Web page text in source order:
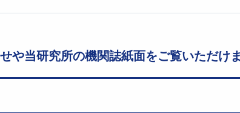
や当研究所の機関誌紙面をご覧いただけま